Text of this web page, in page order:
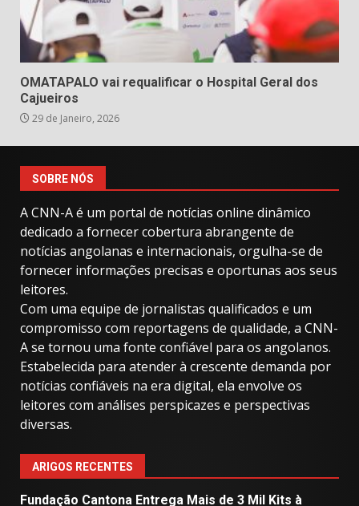
OMATAPALO vai requalificar o Hospital Geral dos
Cajueiros
29 de Janeiro, 2026
SOBRE NÓS
A CNN-A é um portal de notícias online dinâmico
dedicado a fornecer cobertura abrangente de
notícias angolanas e internacionais, orgulha-se de
fornecer informações precisas e oportunas aos seus
leitores.
Com uma equipe de jornalistas qualificados e um
compromisso com reportagens de qualidade, a CNN-
A se tornou uma fonte confiável para os angolanos.
Estabelecida para atender à crescente demanda por
notícias confiáveis ​​na era digital, ela envolve os
leitores com análises perspicazes e perspectivas
diversas.
ARIGOS RECENTES
Fundação Cantona Entrega Mais de 3 Mil Kits à